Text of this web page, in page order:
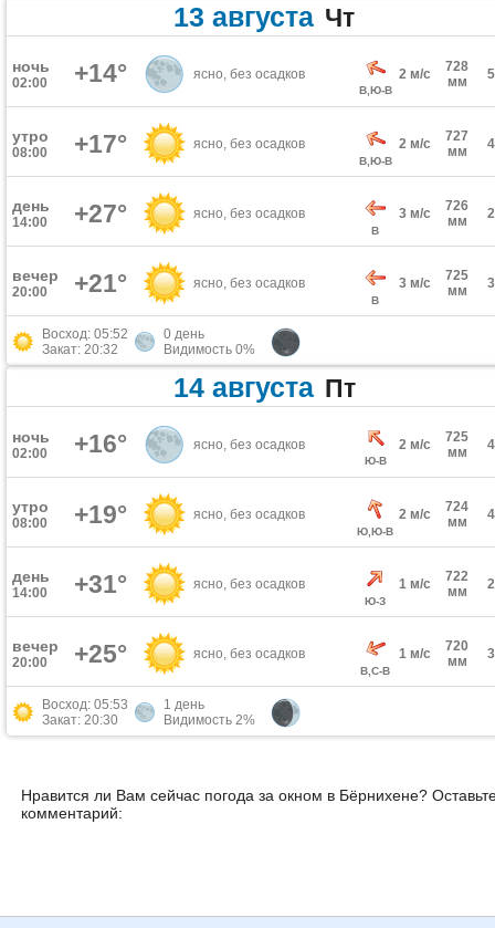
13 августа Чт
ночь
02:00 +14° ясно, без осадков
В,Ю-В
2 м/с
728
мм
утро
08:00 +17° ясно, без осадков
В,Ю-В
2 м/с
727
мм
день
14:00 +27° ясно, без осадков
В
3 м/с
726
мм
вечер
20:00 +21° ясно, без осадков
В
3 м/с
725
мм
Восход: 05:52
Закат: 20:32
0 день
Видимость 0%
14 августа Пт
ночь
02:00 +16° ясно, без осадков
Ю-В
2 м/с
725
мм
утро
08:00 +19° ясно, без осадков
Ю,Ю-В
2 м/с
724
мм
день
14:00 +31° ясно, без осадков
Ю-З
1 м/с
722
мм
вечер
20:00 +25° ясно, без осадков
В,С-В
1 м/с
720
мм
Восход: 05:53
Закат: 20:30
1 день
Видимость 2%
Нравится ли Вам сейчас погода за окном в Бёрнихене?
комментарий: